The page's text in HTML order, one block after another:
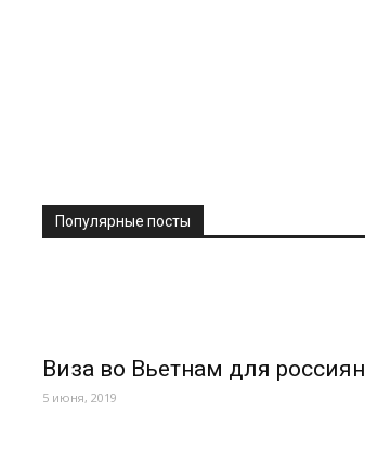
Популярные посты
Виза во Вьетнам для россиян
5 июня, 2019